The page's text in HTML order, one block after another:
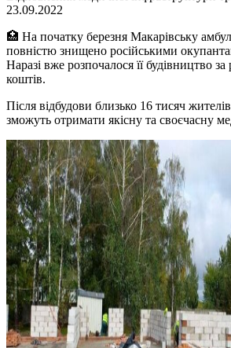
23.09.2022
🏥 На початку березня Макарівську
повністю знищено російськими
Наразі вже розпочалося її будівництво
коштів.
Після відбудови близько 16 тисяч
зможуть отримати якісну та своєчасну